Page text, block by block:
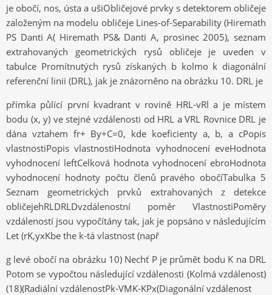
je obočí, nos, ústa a ušiObličejové prvky s detektorem obličeje
založeným na modelu obličeje Lines-of-Separability (Hiremath
PS Danti A( Hiremath PS& Danti A, prosinec 2005), seznam
extrahovaných geometrických rysů obličeje je uveden v
tabulce Promítnutých rysů získaných b kolmo k diagonální
referenční linii (DRL), jak je znázorněno na obrázku 10. DRL je
přímka půlící první kvadrant v rovině HRL-vRl a je místem
bodu (x, y) ve stejné vzdálenosti od HRL a VRL Rovnice DRL je
dána vztahem fr+ By+C=0, kde koeficienty a, b, a cPopis
vlastnostiPopis vlastnostiHodnota vyhodnocení eveHodnota
vyhodnocení leftCelková hodnota vyhodnocení ebroHodnota
vyhodnocení hodnoty počtu členů pravého obočíTabulka 5
Seznam geometrických prvků extrahovaných z detekce
obličejehRLDRLDvzdálenostní poměr VlastnostiPoměry
vzdáleností jsou vypočítány tak, jak je popsáno v následujícím
Let (rK,yxKbe the k-tá vlastnost (např
g levé obočí na obrázku 10) Nechť P je průmět bodu K na DRL
Potom se vypočtou následující vzdálenosti (Kolmá vzdálenost)
(18)(Radiální vzdálenostPk-VMK-KPx(Diagonální vzdálenost